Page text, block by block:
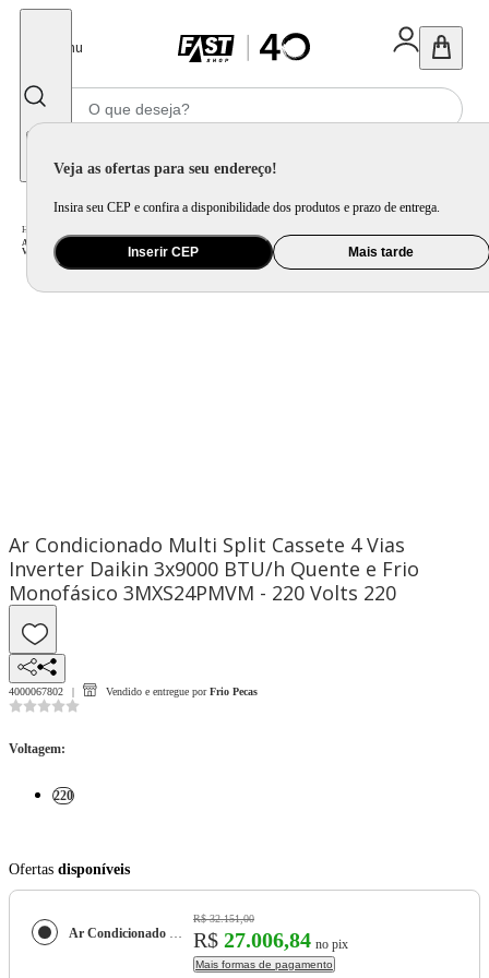
Menu
Veja as ofertas para seu endereço!
Insira seu CEP e confira a disponibilidade dos produtos e prazo de entrega.
Inserir CEP Mais tarde
Home
Ar Condicionado Multi Split Cassete 4 Vias Inverter Daikin 3x9000 BTU/h Quente e Frio Monofásico 3MXS24PMVM - 220
Volts
Ar Condicionado Multi Split Cassete 4 Vias
Inverter Daikin 3x9000 BTU/h Quente e Frio
Monofásico 3MXS24PMVM - 220 Volts 220
4000067802 Vendido e entregue por Frio Pecas
Voltagem:
220
Ofertas disponíveis
Ar Condicionado Multi Split Cassete 4 Vias Inverter Daikin 3x9000 BTU/h Quente e Frio Monofásico 3MXS24PMVM - 220 Volts
R$ 32.151,00
R$ 27.006,84 no pix
Mais formas de pagamento